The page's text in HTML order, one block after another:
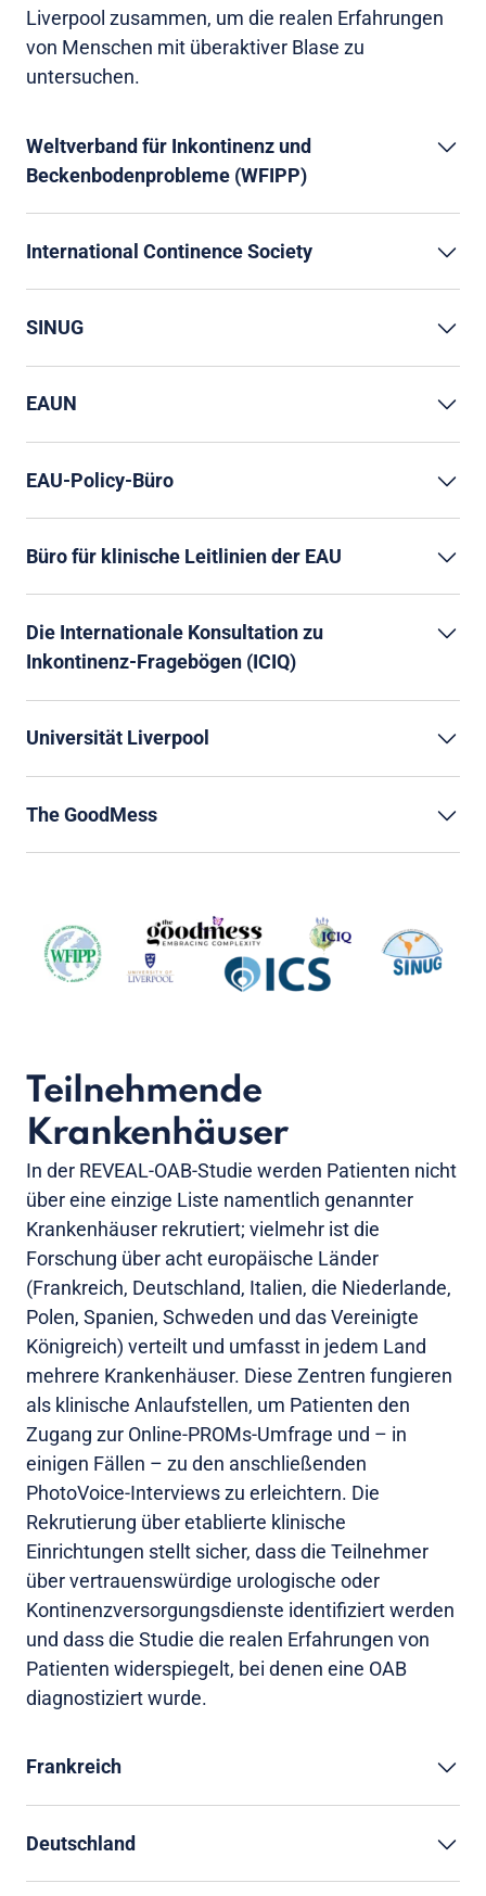
Liverpool zusammen, um die realen Erfahrungen
von Menschen mit überaktiver Blase zu
untersuchen.
Weltverband für Inkontinenz und
Beckenbodenprobleme (WFIPP)
International Continence Society
SINUG
EAUN
EAU-Policy-Büro
Büro für klinische Leitlinien der EAU
Die Internationale Konsultation zu
Inkontinenz-Fragebögen (ICIQ)
Universität Liverpool
The GoodMess
Teilnehmende
Krankenhäuser
In der REVEAL-OAB-Studie werden Patienten nicht
über eine einzige Liste namentlich genannter
Krankenhäuser rekrutiert; vielmehr ist die
Forschung über acht europäische Länder
(Frankreich, Deutschland, Italien, die Niederlande,
Polen, Spanien, Schweden und das Vereinigte
Königreich) verteilt und umfasst in jedem Land
mehrere Krankenhäuser. Diese Zentren fungieren
als klinische Anlaufstellen, um Patienten den
Zugang zur Online-PROMs-Umfrage und – in
einigen Fällen – zu den anschließenden
PhotoVoice-Interviews zu erleichtern. Die
Rekrutierung über etablierte klinische
Einrichtungen stellt sicher, dass die Teilnehmer
über vertrauenswürdige urologische oder
Kontinenzversorgungsdienste identifiziert werden
und dass die Studie die realen Erfahrungen von
Patienten widerspiegelt, bei denen eine OAB
diagnostiziert wurde.
Frankreich
Deutschland